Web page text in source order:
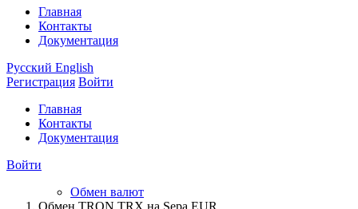
Главная
Контакты
Документация
Русский English
Регистрация Войти
Главная
Контакты
Документация
Войти
Обмен валют
Обмен TRON TRX на Sepa EUR